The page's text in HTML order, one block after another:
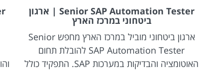
Senior SAP Automation Tester | ארגון
ביטחוני במרכז הארץ
ארגון ביטחוני מוביל במרכז הארץ מחפש Senior
SAP Automation Tester להובלת תחום
האוטומציה והבדיקות במערכות SAP. התפקיד כולל